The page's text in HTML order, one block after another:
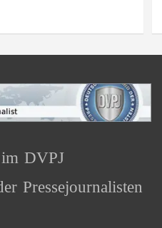
DVPJ
Pressejournalisten